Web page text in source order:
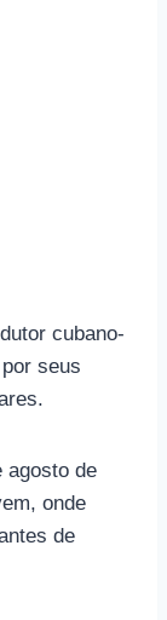
cubano-
seus
agosto de
onde
de